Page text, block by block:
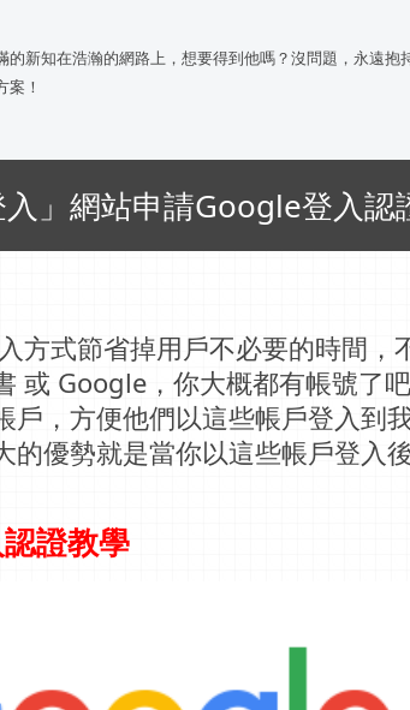
的新知在浩瀚的網路上，想要得到他嗎？沒問題，永遠抱
案！
入」網站申請Google登入認
方式節省掉用戶不必要的時間，
或 Google，你大概都有帳號了
戶，方便他們以這些帳戶登入到
的優勢就是當你以這些帳戶登入
證教學